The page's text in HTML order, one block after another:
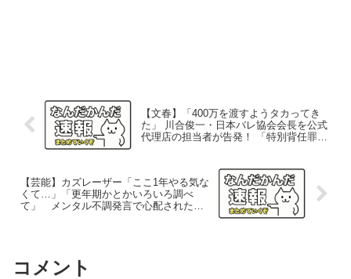
【文春】「400万を渡すようタカってき
た」 川合俊一・日本バレ協会会長を公式
代理店の担当者が告発！ 「特別背任罪に
【芸能】カズレーザー「ここ1年やる気な
くて…」「更年期かとかいろいろ調べ
て」 メンタル不調発言で心配された二
コメント